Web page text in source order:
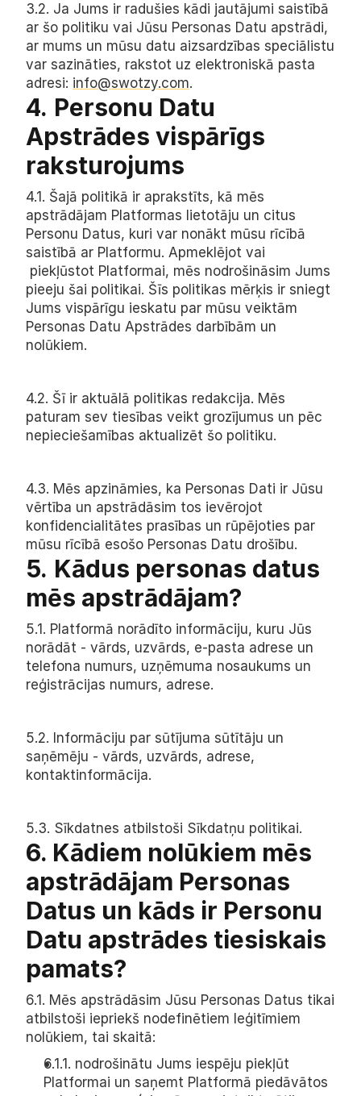
3.2. Ja Jums ir radušies kādi jautājumi saistībā
ar šo politiku vai Jūsu Personas Datu apstrādi,
ar mums un mūsu datu aizsardzības speciālistu
var sazināties, rakstot uz elektroniskā pasta
adresi: info@swotzy.com.
4. Personu Datu
Apstrādes vispārīgs
raksturojums
4.1. Šajā politikā ir aprakstīts, kā mēs
apstrādājam Platformas lietotāju un citus
Personu Datus, kuri var nonākt mūsu rīcībā
saistībā ar Platformu. Apmeklējot vai
piekļūstot Platformai, mēs nodrošināsim Jums
pieeju šai politikai. Šīs politikas mērķis ir sniegt
Jums vispārīgu ieskatu par mūsu veiktām
Personas Datu Apstrādes darbībām un
nolūkiem.
4.2. Šī ir aktuālā politikas redakcija. Mēs
paturam sev tiesības veikt grozījumus un pēc
nepieciešamības aktualizēt šo politiku.
4.3. Mēs apzināmies, ka Personas Dati ir Jūsu
vērtība un apstrādāsim tos ievērojot
konfidencialitātes prasības un rūpējoties par
mūsu rīcībā esošo Personas Datu drošību.
5. Kādus personas datus
mēs apstrādājam?
5.1. Platformā norādīto informāciju, kuru Jūs
norādāt - vārds, uzvārds, e-pasta adrese un
telefona numurs, uzņēmuma nosaukums un
reģistrācijas numurs, adrese.
5.2. Informāciju par sūtījuma sūtītāju un
saņēmēju - vārds, uzvārds, adrese,
kontaktinformācija.
5.3. Sīkdatnes atbilstoši Sīkdatņu politikai.
6. Kādiem nolūkiem mēs
apstrādājam Personas
Datus un kāds ir Personu
Datu apstrādes tiesiskais
pamats?
6.1. Mēs apstrādāsim Jūsu Personas Datus tikai
atbilstoši iepriekš nodefinētiem leģitīmiem
nolūkiem, tai skaitā:
6.1.1. nodrošinātu Jums iespēju piekļūt
Platformai un saņemt Platformā piedāvātos